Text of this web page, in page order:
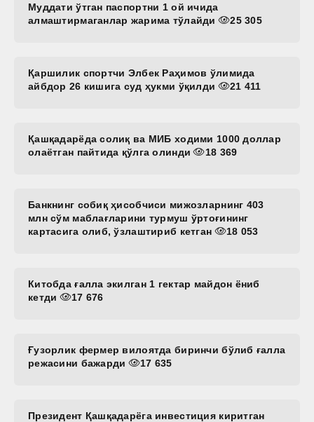
Муддати ўтган паспортни 1 ой ичида
алмаштирмаганлар жарима тўлайди
25 305
Қаршилик спортчи Элбек Раҳимов ўлимида
айбдор 26 кишига суд ҳукми ўқилди
21 411
Қашқадарёда солиқ ва МИБ ходими 1000 доллар
олаётган пайтида қўлга олинди
18 369
Банкнинг собиқ ҳисобчиси мижозларнинг 403
млн сўм маблағларини турмуш ўртоғининг
картасига олиб, ўзлаштириб кетган
18 053
Китобда ғалла экилган 1 гектар майдон ёниб
кетди
17 676
Ғузорлик фермер вилоятда биринчи бўлиб ғалла
режасини бажарди
17 635
Президент Қашқадарёга инвестиция киритган